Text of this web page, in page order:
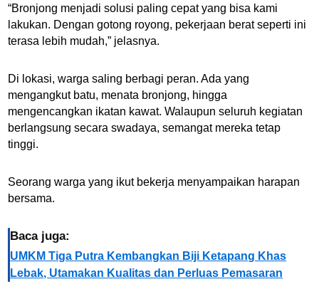
“Bronjong menjadi solusi paling cepat yang bisa kami
lakukan. Dengan gotong royong, pekerjaan berat seperti ini
terasa lebih mudah,” jelasnya.
Di lokasi, warga saling berbagi peran. Ada yang
mengangkut batu, menata bronjong, hingga
mengencangkan ikatan kawat. Walaupun seluruh kegiatan
berlangsung secara swadaya, semangat mereka tetap
tinggi.
Seorang warga yang ikut bekerja menyampaikan harapan
bersama.
Baca juga:
UMKM Tiga Putra Kembangkan Biji Ketapang Khas
Lebak, Utamakan Kualitas dan Perluas Pemasaran